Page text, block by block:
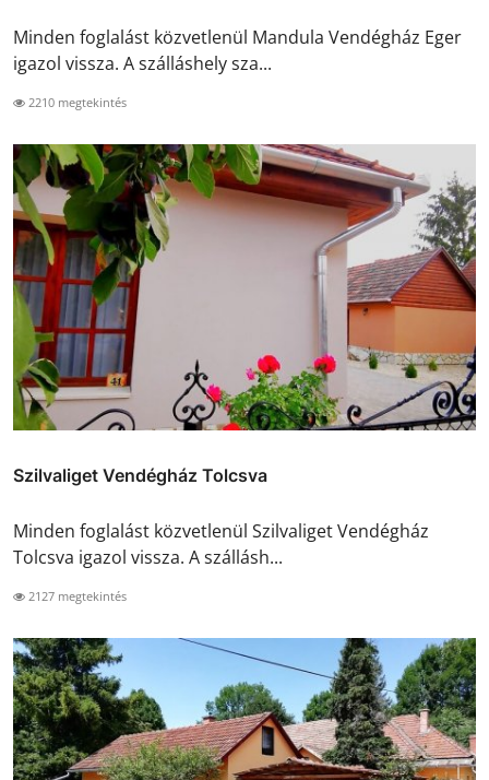
Minden foglalást közvetlenül Mandula Vendégház Eger
igazol vissza. A szálláshely sza...
2210 megtekintés
Szilvaliget Vendégház Tolcsva
Minden foglalást közvetlenül Szilvaliget Vendégház
Tolcsva igazol vissza. A szállásh...
2127 megtekintés